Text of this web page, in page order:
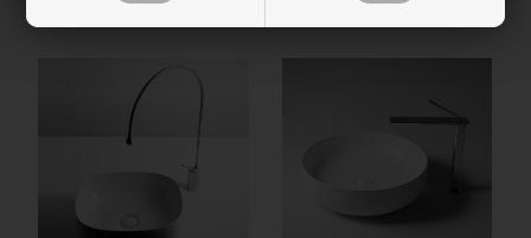
RELATEREDE PRODUKTER